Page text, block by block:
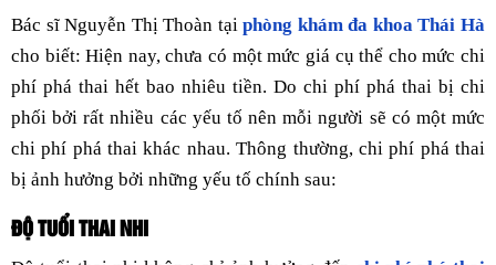
Bác sĩ Nguyễn Thị Thoàn tạiphòng khám đa khoa Thái Hà
cho biết: Hiện nay, chưa có một mức giá cụ thể cho mức chi
phí phá thai hết bao nhiêu tiền. Do chi phí phá thai bị chi
phối bởi rất nhiều các yếu tố nên mỗi người sẽ có một mức
chi phí phá thai khác nhau. Thông thường, chi phí phá thai
bị ảnh hưởng bởi những yếu tố chính sau:
ĐỘ TUỔI THAI NHI